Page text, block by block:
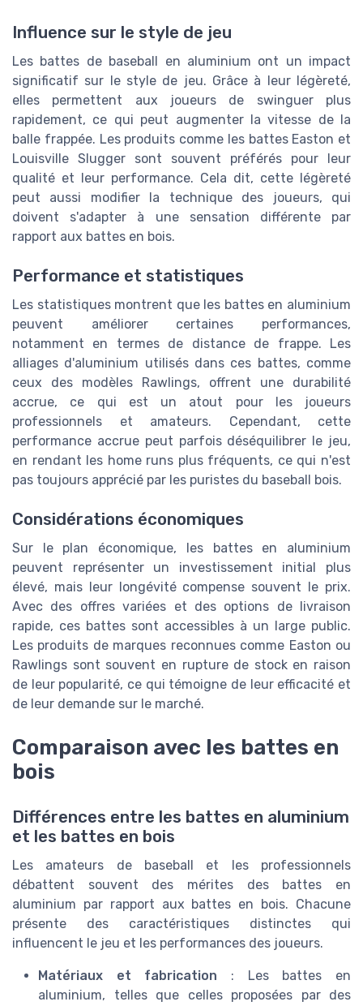
Influence sur le style de jeu
Les battes de baseball en aluminium ont un impact
significatif sur le style de jeu. Grâce à leur légèreté,
elles permettent aux joueurs de swinguer plus
rapidement, ce qui peut augmenter la vitesse de la
balle frappée. Les produits comme les battes Easton et
Louisville Slugger sont souvent préférés pour leur
qualité et leur performance. Cela dit, cette légèreté
peut aussi modifier la technique des joueurs, qui
doivent s'adapter à une sensation différente par
rapport aux battes en bois.
Performance et statistiques
Les statistiques montrent que les battes en aluminium
peuvent améliorer certaines performances,
notamment en termes de distance de frappe. Les
alliages d'aluminium utilisés dans ces battes, comme
ceux des modèles Rawlings, offrent une durabilité
accrue, ce qui est un atout pour les joueurs
professionnels et amateurs. Cependant, cette
performance accrue peut parfois déséquilibrer le jeu,
en rendant les home runs plus fréquents, ce qui n'est
pas toujours apprécié par les puristes du baseball bois.
Considérations économiques
Sur le plan économique, les battes en aluminium
peuvent représenter un investissement initial plus
élevé, mais leur longévité compense souvent le prix.
Avec des offres variées et des options de livraison
rapide, ces battes sont accessibles à un large public.
Les produits de marques reconnues comme Easton ou
Rawlings sont souvent en rupture de stock en raison
de leur popularité, ce qui témoigne de leur efficacité et
de leur demande sur le marché.
Comparaison avec les battes en
bois
Différences entre les battes en aluminium
et les battes en bois
Les amateurs de baseball et les professionnels
débattent souvent des mérites des battes en
aluminium par rapport aux battes en bois. Chacune
présente des caractéristiques distinctes qui
influencent le jeu et les performances des joueurs.
Matériaux et fabrication : Les battes en
aluminium, telles que celles proposées par des